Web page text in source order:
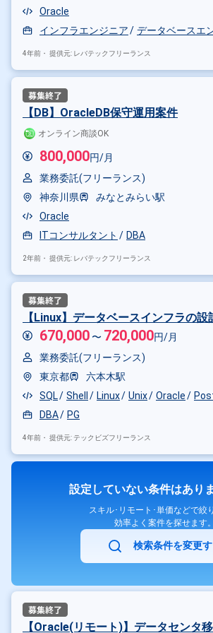
Oracle
インフラエンジニア
データベースエ
4年前・ 提供元: レバテックフリーランス
【DB】OracleDB保守運用案件
オンライン商談OK
800,000円/月
業務委託(フリーランス)
神奈川県
みなとみらい駅
Oracle
ITコンサルタント
DBA
2年前・ 提供元: レバテックフリーランス
【Linux】データベースインフラの設
670,000 〜 720,000円/月
業務委託(フリーランス)
東京都
六本木駅
SQL
Shell Linux Unix Oracle
DBA
PG
4年前・ 提供元: テックビズフリーランス
設定していない条件はあり
スキル･リモート･単価などで絞
効率よく案件を探せます。
検索条件を変更
【Oracle(リモート)】データセンタ